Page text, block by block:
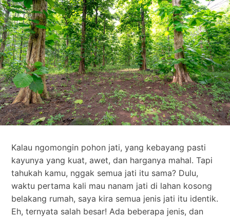
Kalau ngomongin pohon jati, yang kebayang pasti
kayunya yang kuat, awet, dan harganya mahal. Tapi
tahukah kamu, nggak semua jati itu sama? Dulu,
waktu pertama kali mau nanam jati di lahan kosong
belakang rumah, saya kira semua jenis jati itu identik.
Eh, ternyata salah besar! Ada beberapa jenis, dan